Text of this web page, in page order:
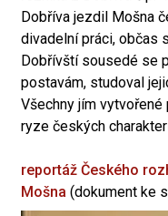
Dobříva jezdil Mošna
divadelní práci, občas
Dobřívští sousedé se
postavám, studoval
Všechny jím
ryze českých
reportáž Českého
Mošna (dokument ke